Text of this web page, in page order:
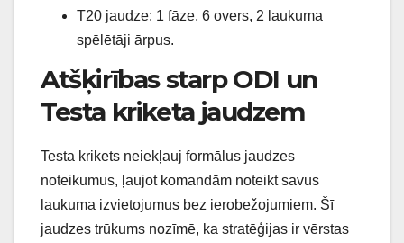
T20 jaudze: 1 fāze, 6 overs, 2 laukuma
spēlētāji ārpus.
Atšķirības starp ODI un
Testa kriketa jaudzem
Testa krikets neiekļauj formālus jaudzes
noteikumus, ļaujot komandām noteikt savus
laukuma izvietojumus bez ierobežojumiem. Šī
jaudzes trūkums nozīmē, ka stratēģijas ir vērstas